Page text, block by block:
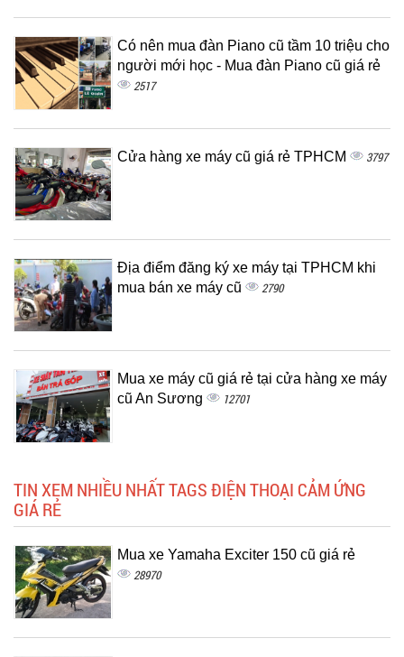
Có nên mua đàn Piano cũ tầm 10 triệu cho
người mới học - Mua đàn Piano cũ giá rẻ
2517
Cửa hàng xe máy cũ giá rẻ TPHCM 3797
Địa điểm đăng ký xe máy tại TPHCM khi
mua bán xe máy cũ
2790
Mua xe máy cũ giá rẻ tại cửa hàng xe máy
cũ An Sương
12701
TIN XEM NHIỀU NHẤT TAGS ĐIỆN THOẠI CẢM ỨNG
GIÁ RẺ
Mua xe Yamaha Exciter 150 cũ giá rẻ
28970